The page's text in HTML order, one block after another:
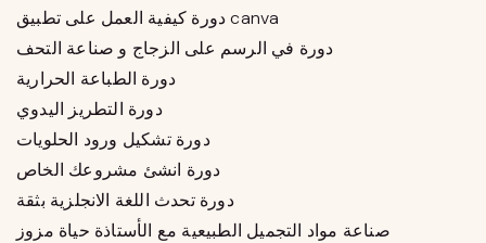
دورة كيفية العمل على تطبيق canva
دورة في الرسم على الزجاج و صناعة التحف
دورة الطباعة الحرارية
دورة التطريز اليدوي
دورة تشكيل ورود الحلويات
دورة انشئ مشروعك الخاص
دورة تحدث اللغة الانجلزية بثقة
صناعة مواد التجميل الطبيعية مع الأستاذة حياة مزوز